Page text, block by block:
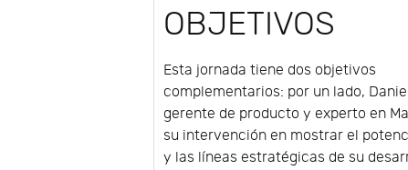
OBJETIVOS
Esta jornada tiene dos objetivos
complementarios: por un lado,
gerente de producto y experto en
su intervención en mostrar el
y las líneas estratégicas de su